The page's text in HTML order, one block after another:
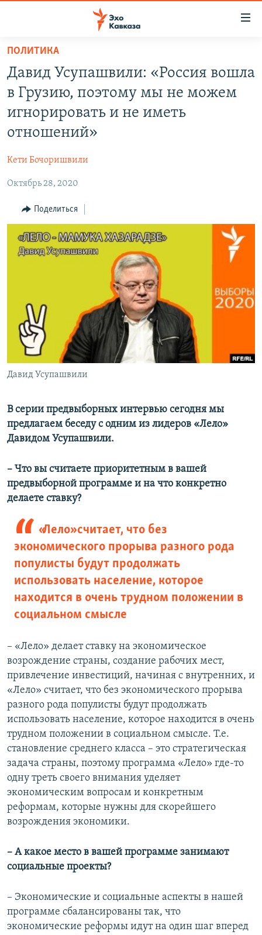
Вернуться
основному
содержанию
Вернутся
главной
Вернутся
ТБИЛИСИ
СУХУМИ
СЕВЕРНЫЙ КАВКАЗ
АРМЕНИЯ
АЗЕРБАЙДЖАН
ПОЛИТИКА
ЭКОНОМИКА
ОБЩЕСТВО
КУЛЬТУРА
РУБРИКИ
НЕКРУГЛЫЙ СТОЛ
ГОСТЬ НЕДЕЛИ
ПОЗИЦИЯ
ЧИТАЕМ ПРЕССУ
МУЛЬТИМЕДИА
ВИДЕО
ФОТО
АУДИО
ПОДКАСТЫ
АРХИВ РАДИОПРОГРАММЫ
Все сайты РСЕ/РС
ПОЛИТИКА
Давид Усупашвили: «Россия вошла
в Грузию, поэтому мы не можем
игнорировать и не иметь
отношений»
Кети Бочоришвили
Октябрь 28, 2020
Поделиться
Давид Усупашвили
В серии предвыборных интервью сегодня мы
предлагаем беседу с одним из лидеров «Лело»
Давидом Усупашвили.
– Что вы считаете приоритетным в вашей
предвыборной программе и на что конкретно
делаете ставку?
«Лело» считает, что без
экономического прорыва разного рода
популисты будут продолжать
использовать население, которое
находится в очень трудном положении в
социальном смысле
– «Лело» делает ставку на экономическое
возрождение страны, создание рабочих мест,
привлечение инвестиций, начиная с внутренних, и
«Лело» считает, что без экономического прорыва
разного рода популисты будут продолжать
использовать население, которое находится в очень
трудном положении в социальном смысле. Т.е.
становление среднего класса – это стратегическая
задача страны, поэтому программа «Лело» где-то
одну треть своего внимания уделяет
экономическим вопросам и конкретным
реформам, которые нужны для скорейшего
возрождения экономики.
– А какое место в вашей программе занимают
социальные проекты?
– Экономические и социальные аспекты в нашей
программе сбалансированы так, что
экономические реформы идут на один шаг вперед